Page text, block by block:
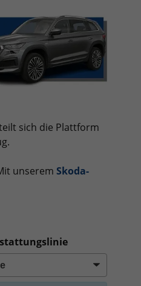
sich die Plattform
unserem Skoda-